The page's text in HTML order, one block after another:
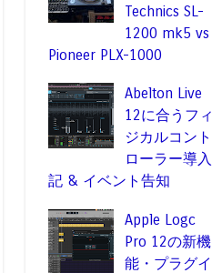
Technics SL-
1200 mk5 vs
Pioneer PLX-1000
Abelton Live
12に合うフィ
ジカルコント
ローラー導入
記 & イベント告知
Apple Logc
Pro 12の新機
能・プラグイ